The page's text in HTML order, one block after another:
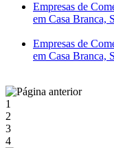
Empresas de
em Casa Branca,
Empresas de
em Casa Branca,
1
2
3
4